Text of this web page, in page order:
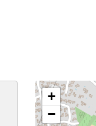
+
−